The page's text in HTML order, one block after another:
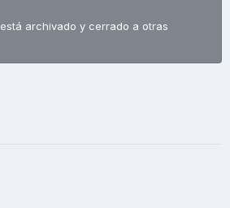
archivado y cerrado a otras